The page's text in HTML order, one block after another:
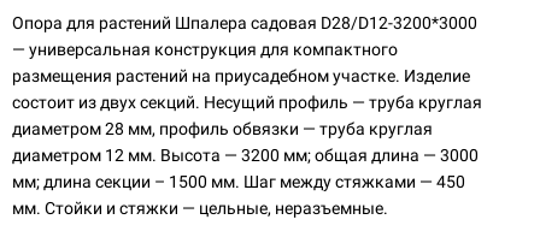
Опора для растений Шпалера садовая D28/D12-3200*3000
— универсальная конструкция для компактного
размещения растений на приусадебном участке. Изделие
состоит из двух секций. Несущий профиль — труба круглая
диаметром 28 мм, профиль обвязки — труба круглая
диаметром 12 мм. Высота — 3200 мм; общая длина — 3000
мм; длина секции – 1500 мм. Шаг между стяжками — 450
мм. Стойки и стяжки — цельные, неразъемные.